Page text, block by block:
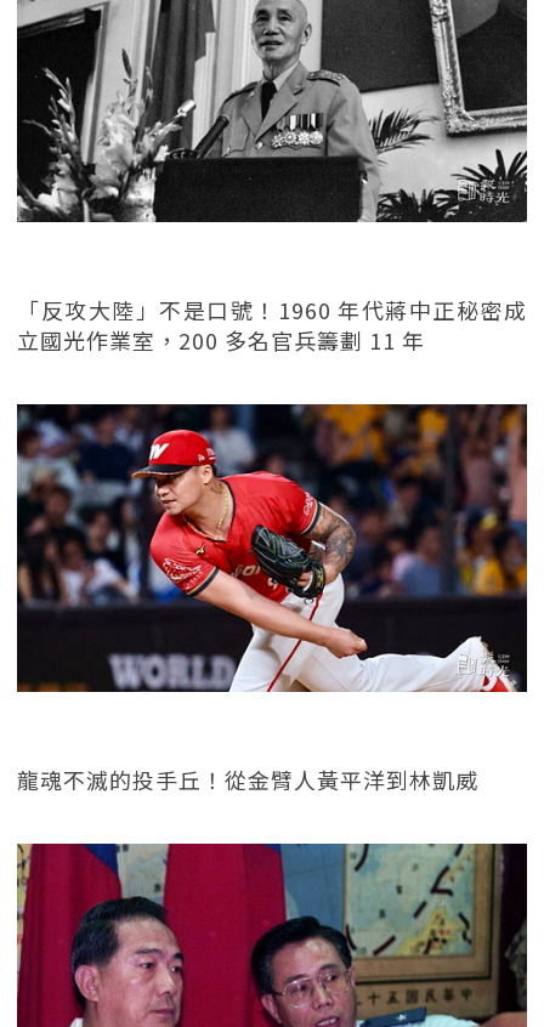
「反攻大陸」不是口號！1960 年代蔣中正秘密成
立國光作業室，200 多名官兵籌劃 11 年
龍魂不滅的投手丘！從金臂人黃平洋到林凱威